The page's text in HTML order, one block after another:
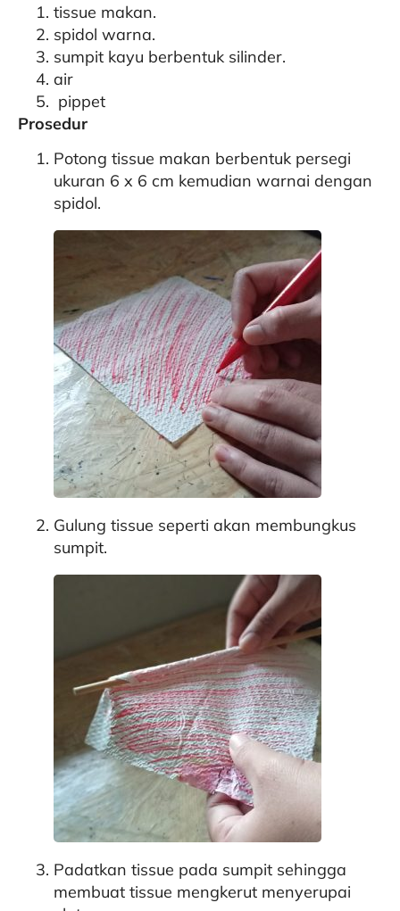
tissue makan.
spidol warna.
sumpit kayu berbentuk silinder.
air
pippet
Prosedur
Potong tissue makan berbentuk persegi
ukuran 6 x 6 cm kemudian warnai dengan
spidol.
Gulung tissue seperti akan membungkus
sumpit.
Padatkan tissue pada sumpit sehingga
membuat tissue mengkerut menyerupai